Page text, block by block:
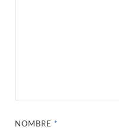
NOMBRE*